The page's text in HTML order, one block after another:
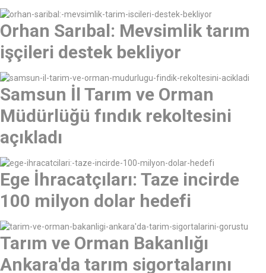
Orhan Sarıbal: Mevsimlik tarım
işçileri destek bekliyor
Samsun İl Tarım ve Orman
Müdürlüğü fındık rekoltesini
açıkladı
Ege İhracatçıları: Taze incirde
100 milyon dolar hedefi
Tarım ve Orman Bakanlığı
Ankara'da tarım sigortalarını